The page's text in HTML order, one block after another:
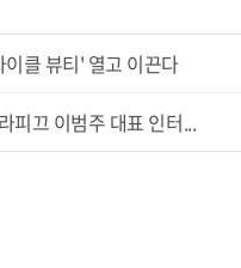
클 뷰티' 열고 이끈다
피끄 이범주 대표 인터...